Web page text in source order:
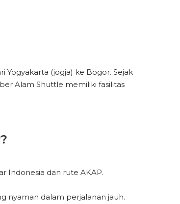
(jogja) ke Bogor. Sejak
Alam Shuttle memiliki fasilitas
Indonesia dan rute AKAP.
nyaman dalam perjalanan jauh.